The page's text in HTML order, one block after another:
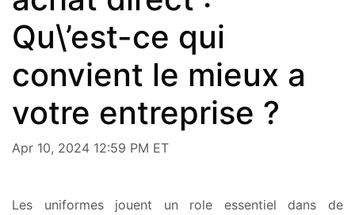
Qu\’est-ce qui
convient le mieux a
votre entreprise ?
Apr 10, 2024 12:59 PM ET
Les uniformes jouent un role essentiel dans de